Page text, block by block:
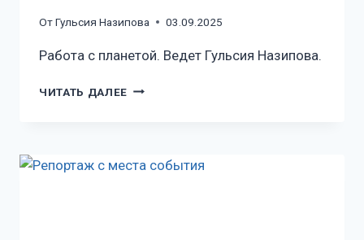
ОтГульсия Назипова 03.09.2025
Работа с планетой. Ведет Гульсия Назипова.
ЧИТАТЬ ДАЛЕЕ